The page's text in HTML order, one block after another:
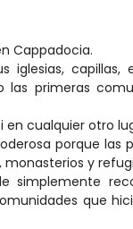
Cappadocia.
iglesias, capillas,
primeras
cualquier otro
porque las
y
simplemente
que